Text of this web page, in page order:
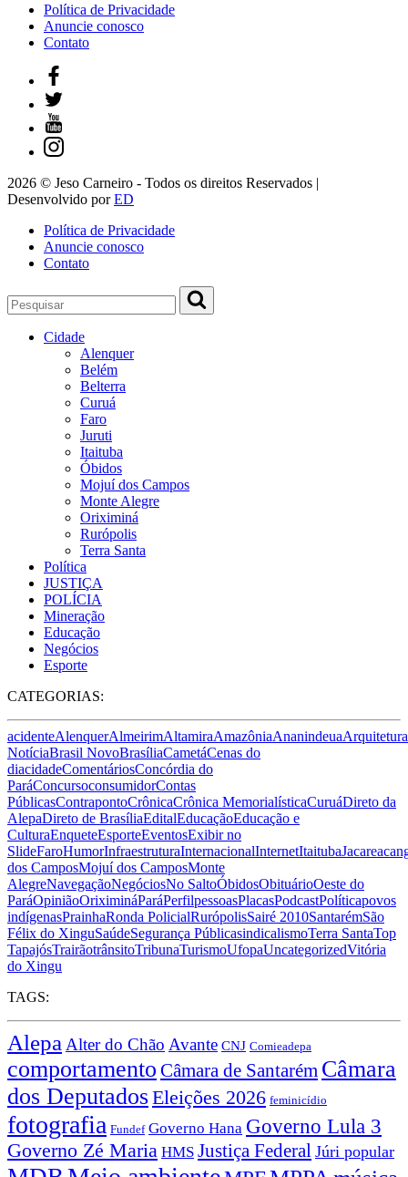
Política de Privacidade
Anuncie conosco
Contato
2026 © Jeso Carneiro - Todos os direitos Reservados |
Desenvolvido porED
Política de Privacidade
Anuncie conosco
Contato
Cidade
Alenquer
Belém
Belterra
Curuá
Faro
Juruti
Itaituba
Óbidos
Mojuí dos Campos
Monte Alegre
Oriximiná
Rurópolis
Terra Santa
Política
JUSTIÇA
POLÍCIA
Mineração
Educação
Negócios
Esporte
CATEGORIAS:
acidenteAlenquerAlmeirimAltamiraAmazôniaAnanindeuaArquitetura
NotíciaBrasil NovoBrasíliaCametáCenas do
diacidadeComentáriosConcórdia do
ParáConcursoconsumidorContas
PúblicasContrapontoCrônicaCrônica MemorialísticaCuruáDireto da
AlepaDireto de BrasíliaEditalEducaçãoEducação e
CulturaEnqueteEsporteEventosExibir no
SlideFaroHumorInfraestruturaInternacionalInternetItaituba
dos CamposMojuí dos CamposMonte
AlegreNavegaçãoNegóciosNo SaltoÓbidosObituárioOeste do
ParáOpiniãoOriximináParáPerfilpessoasPlacasPodcastPolíticapovos
indígenasPrainhaRonda PolicialRurópolisSairé 2010SantarémSão
Félix do XinguSaúdeSegurança PúblicasindicalismoTerra SantaTop
TapajósTrairãotrânsitoTribunaTurismoUfopaUncategorizedVitória
do Xingu
TAGS:
Alepa Alter do Chão Avante CNJ Comieadepa
comportamento Câmara de Santarém Câmara
dos DeputadosEleições 2026 feminicídio
fotografia Fundef Governo Hana Governo Lula 3
Governo Zé Maria HMS Justiça Federal Júri popular